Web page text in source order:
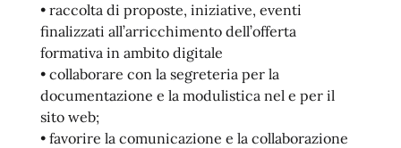
• raccolta di proposte, iniziative, eventi
finalizzati all’arricchimento dell’offerta
formativa in ambito digitale
• collaborare con la segreteria per la
documentazione e la modulistica nel e per il
sito web;
• favorire la comunicazione e la collaborazione